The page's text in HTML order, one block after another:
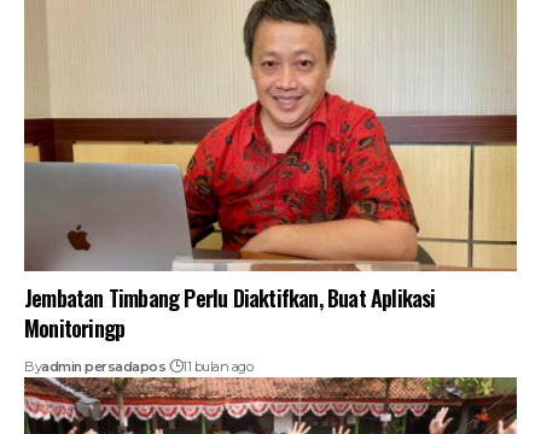
Jembatan Timbang Perlu Diaktifkan, Buat Aplikasi
Monitoringp
Byadmin persadapos 11 bulan ago